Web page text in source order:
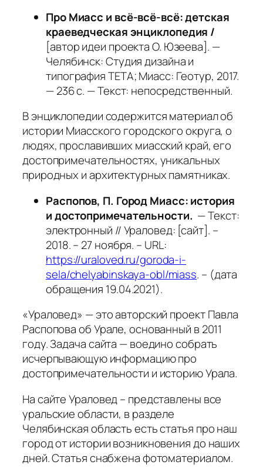
Про Миасс и всё-всё-всё: детская
краеведческая энциклопедия /
[автор идеи проекта О. Юзеева]. —
Челябинск: Студия дизайна и
типография ТЕТА; Миасс: Геотур, 2017.
— 236 с. — Текст: непосредственный.
В энциклопедии содержится материал об
истории Миасского городского округа, о
людях, прославивших миасский край, его
достопримечательностях, уникальных
природных и архитектурных памятниках.
Распопов, П. Город Миасс: история
и достопримечательности. — Текст:
электронный // Ураловед: [сайт]. –
2018. – 27 ноября. – URL:
https://uraloved.ru/goroda-i-
sela/chelyabinskaya-obl/miass. – (дата
обращения 19.04.2021).
«Ураловед» — это авторский проект Павла
Распопова об Урале, основанный в 2011
году. Задача сайта — воедино собрать
исчерпывающую информацию про
достопримечательности и историю Урала.
На сайте Ураловед – представлены все
уральские области, в разделе
Челябинская область есть статья про наш
город от истории возникновения до наших
дней. Статья снабжена фотоматериалом.